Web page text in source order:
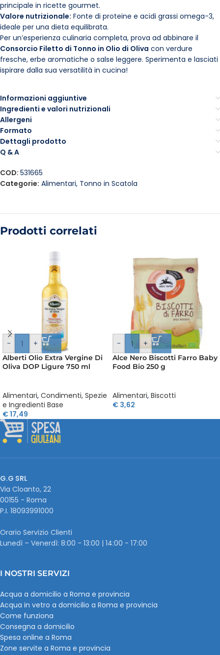
principale in ricette gourmet.
Valore nutrizionale: Fonte di proteine e acidi grassi omega-3,
ideale per una dieta equilibrata.
Per un’esperienza culinaria completa, prova ad abbinare il
Consorcio Filetto di Tonno in Olio di Oliva con verdure
fresche, erbe aromatiche o salse leggere. Sperimenta e lasciati
ispirare dalla sua versatilità in cucina!
Informazioni aggiuntive
Ingredienti e valori nutrizionali
Allergeni
Formato
Dettagli prodotto
Q & A
COD: 531665
Categorie: Alimentari, Tonno in Scatola
Prodotti correlati
- +
Alberti Olio Extra Vergine Di
Oliva DOP Ligure 750 ml
Alimentari, Condimenti, Spezie
e Ingredienti Base
€17,49
- +
Alce Nero Biscotti Farro Baby
Food Bio 250 g
Alimentari, Biscotti
€ 3,62
G.G SRL
Via Cloanto, 22
00155 - Roma
P.I. ‭18093991000
Orario Servizio Clienti
Lunedì – Venerdì: 8:00 - 13:00 | 14:00 - 17:00
I NOSTRI SERVIZI
Acqua a domicilio a Roma e provincia
Acqua in vetro a domicilio a Roma e provincia
Come funziona
Consegna a domicilio
Spesa online a Roma
Zone servite a Roma e provincia